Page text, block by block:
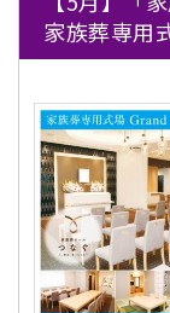
家族葬専用